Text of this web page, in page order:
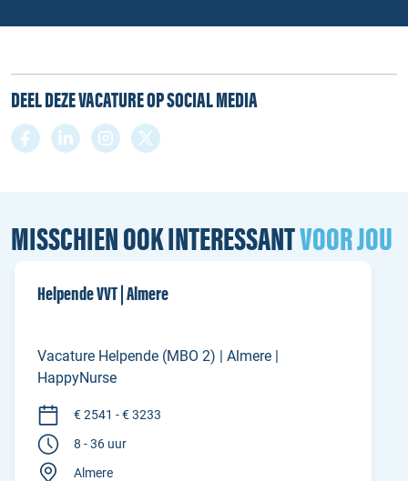
DEEL DEZE VACATURE OP SOCIAL MEDIA
MISSCHIEN OOK INTERESSANTVOOR JOU
Helpende VVT | Almere
Vacature Helpende (MBO 2) | Almere |
HappyNurse
€ 2541 - € 3233
8 - 36 uur
Almere